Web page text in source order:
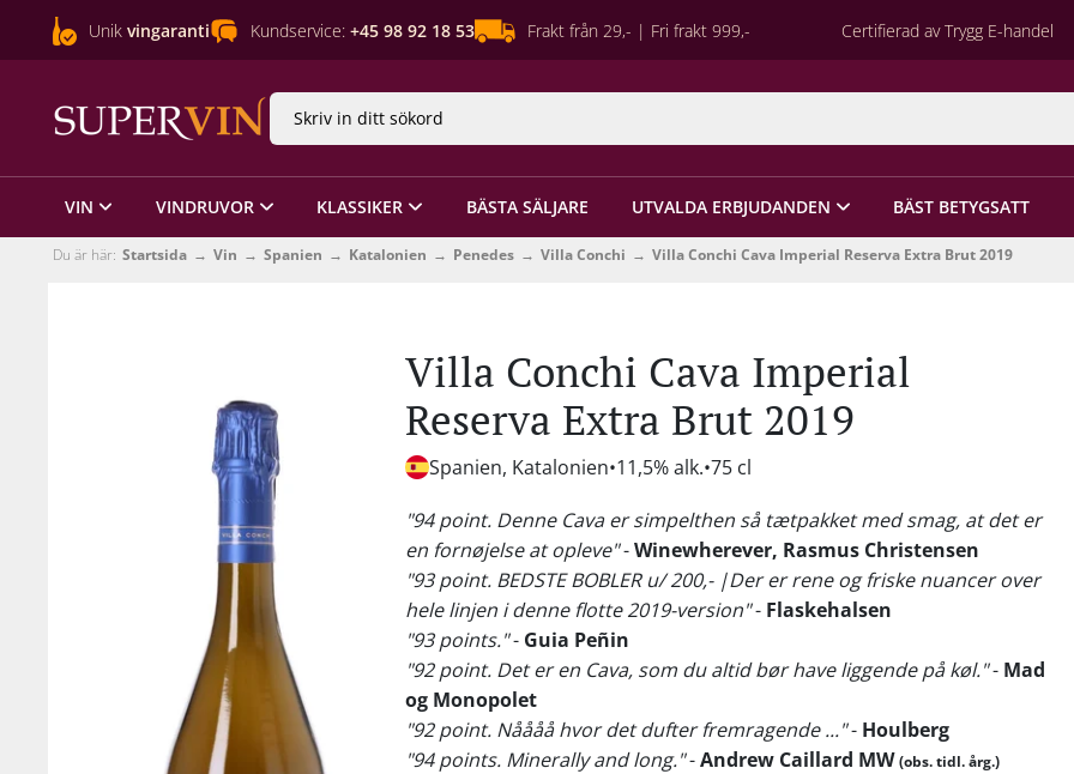
Unik vingaranti Kundservice: +45 98 92 18 53 Frakt från 29,- | Fri frakt 999,- Certifierad av Trygg E-handel
VIN VINDRUVOR KLASSIKER BÄSTA SÄLJARE UTVALDA ERBJUDANDEN BÄST BETYGSATT
Du är här: Startsida Vin Spanien Katalonien Penedes Villa Conchi Villa Conchi Cava Imperial Reserva Extra Brut 2019
Villa Conchi Cava Imperial
Reserva Extra Brut 2019
Spanien, Katalonien 11,5% alk. 75 cl
"94 point. Denne Cava er simpelthen så tætpakket med smag, at det er
en fornøjelse at opleve"-Winewherever, Rasmus Christensen
"93 point. BEDSTE BOBLER u/ 200,- |Der er rene og friske nuancer over
hele linjen i denne flotte 2019-version"- Flaskehalsen
"93 points."- Guia Peñin
"92 point. Det er en Cava, som du altid bør have liggende på køl."- Mad
og Monopolet
"92 point. Nåååå hvor det dufter fremragende ..."- Houlberg
"94 points. Minerally and long."-Andrew Caillard MW (obs. tidl. årg.)